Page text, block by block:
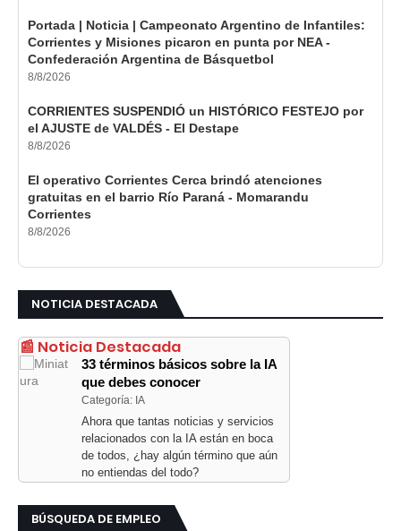
Portada | Noticia | Campeonato Argentino de Infantiles:
Corrientes y Misiones picaron en punta por NEA -
Confederación Argentina de Básquetbol
8/8/2026
CORRIENTES SUSPENDIÓ un HISTÓRICO FESTEJO por
el AJUSTE de VALDÉS - El Destape
8/8/2026
El operativo Corrientes Cerca brindó atenciones
gratuitas en el barrio Río Paraná - Momarandu
Corrientes
8/8/2026
NOTICIA DESTACADA
📰 Noticia Destacada
33 términos básicos sobre la IA
que debes conocer
Categoría: IA
Ahora que tantas noticias y servicios
relacionados con la IA están en boca
de todos, ¿hay algún término que aún
no entiendas del todo?
BÚSQUEDA DE EMPLEO